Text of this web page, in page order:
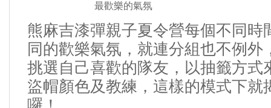
最歡樂的氣氛
熊麻吉漆彈親子夏令營每個不同時
同的歡樂氣氛 ， 就連分組也不例外
挑選自己喜歡的隊友 ， 以抽籤方式
盜帽顏色及教練 ， 這樣的模式下就